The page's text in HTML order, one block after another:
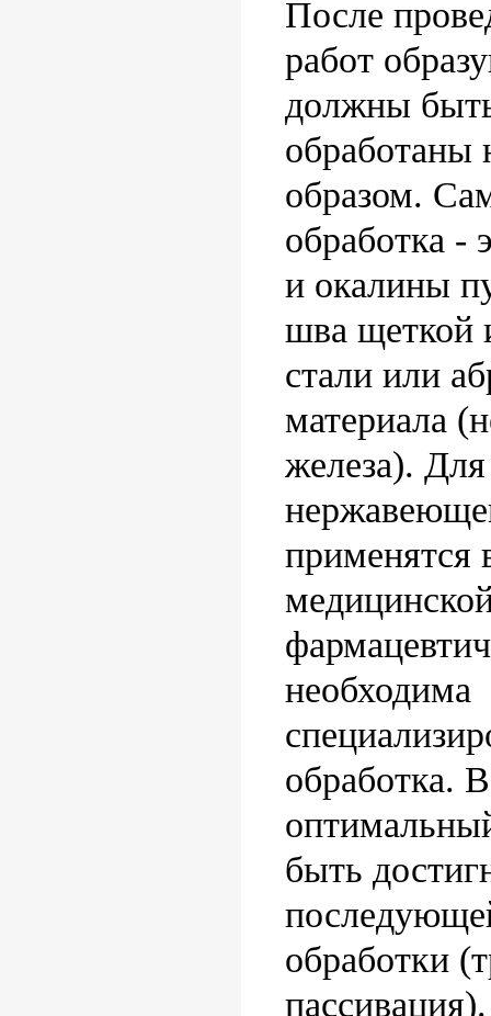
После
работ
должны
образом.
обработка -
и окалины
шва щеткой
стали или
материала
железа).
применятся
необходима
обработка.
быть
обработки
пассивация).